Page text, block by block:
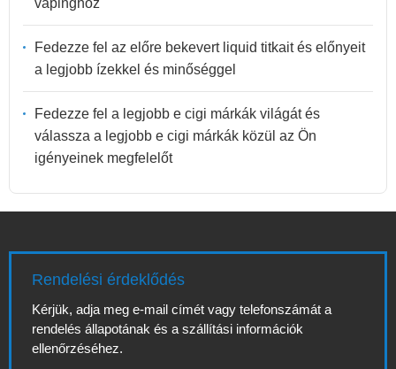
vapinghoz
Fedezze fel az előre bekevert liquid titkait és előnyeit
a legjobb ízekkel és minőséggel
Fedezze fel a legjobb e cigi márkák világát és
válassza a legjobb e cigi márkák közül az Ön
igényeinek megfelelőt
Rendelési érdeklődés
Kérjük, adja meg e-mail címét vagy telefonszámát a
rendelés állapotának és a szállítási információk
ellenőrzéséhez.